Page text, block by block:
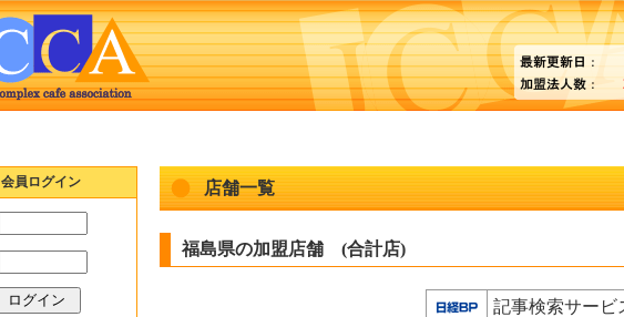
会員ログイン 店舗一覧
福島県の加盟店舗 (合計店)
記事検索サービ